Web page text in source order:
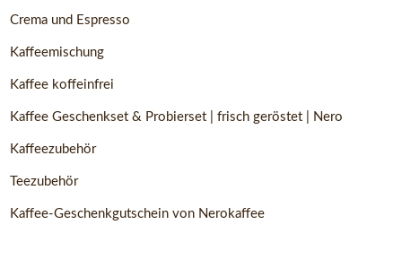
Crema und Espresso
Kaffeemischung
Kaffee koffeinfrei
Kaffee Geschenkset & Probierset | frisch geröstet | Nero
Kaffeezubehör
Teezubehör
Kaffee-Geschenkgutschein von Nerokaffee